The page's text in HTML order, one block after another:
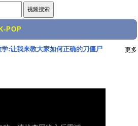
K-POP
:让我来教大家如何正确的刀僵尸 更多